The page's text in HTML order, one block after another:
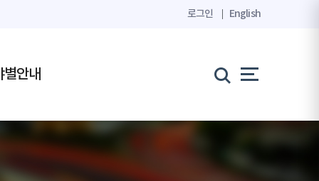
로그인 English
별안내